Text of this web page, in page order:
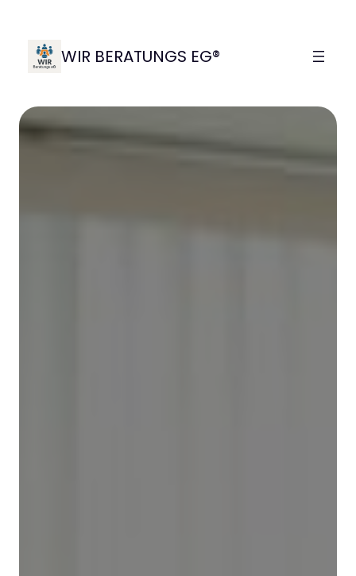
springen WIR BERATUNGS EG®